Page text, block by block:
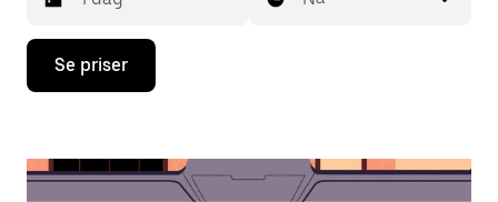
Trykk
piltast
åpne
Se priser